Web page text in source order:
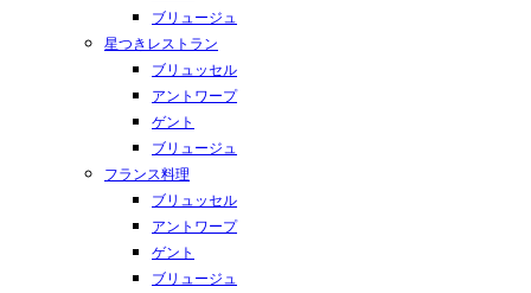
ブリュージュ
星つきレストラン
ブリュッセル
アントワープ
ゲント
ブリュージュ
フランス料理
ブリュッセル
アントワープ
ゲント
ブリュージュ